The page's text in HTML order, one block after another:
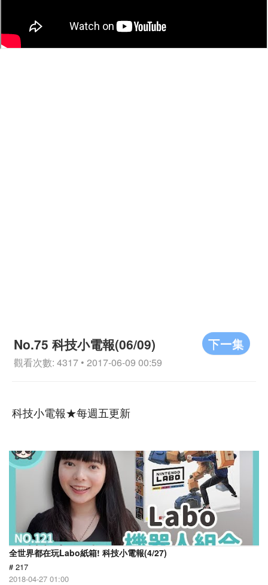
下一集
No.75 科技小電報(06/09)
觀看次數: 4317 • 2017-06-09 00:59
科技小電報★每週五更新
全世界都在玩Labo紙箱! 科技小電報(4/27)
# 217
2018-04-27 01:00